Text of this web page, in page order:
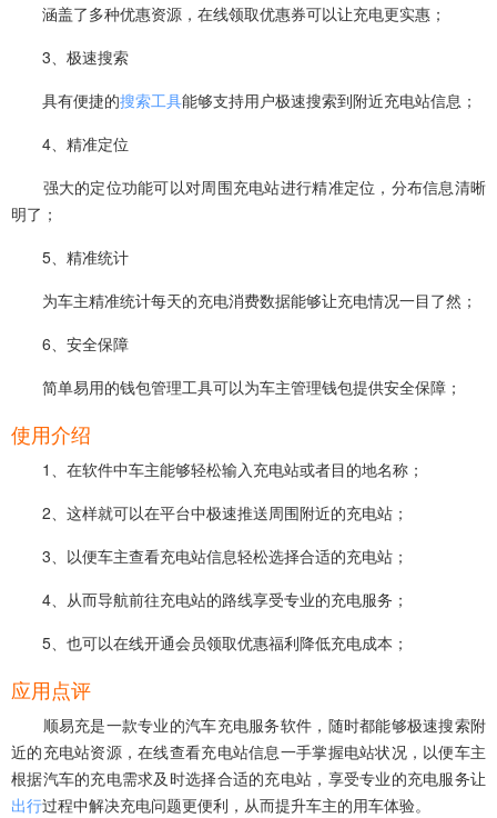
涵盖了多种优惠资源，在线领取优惠券可以让充电更实惠；
3、极速搜索
具有便捷的搜索工具能够支持用户极速搜索到附近充电站信息；
4、精准定位
强大的定位功能可以对周围充电站进行精准定位，分布信息清晰
明了；
5、精准统计
为车主精准统计每天的充电消费数据能够让充电情况一目了然；
6、安全保障
简单易用的钱包管理工具可以为车主管理钱包提供安全保障；
使用介绍
1、在软件中车主能够轻松输入充电站或者目的地名称；
2、这样就可以在平台中极速推送周围附近的充电站；
3、以便车主查看充电站信息轻松选择合适的充电站；
4、从而导航前往充电站的路线享受专业的充电服务；
5、也可以在线开通会员领取优惠福利降低充电成本；
应用点评
顺易充是一款专业的汽车充电服务软件，随时都能够极速搜索附
近的充电站资源，在线查看充电站信息一手掌握电站状况，以便车主
根据汽车的充电需求及时选择合适的充电站，享受专业的充电服务让
出行过程中解决充电问题更便利，从而提升车主的用车体验。